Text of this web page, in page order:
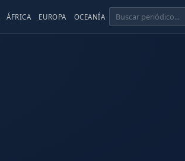
ÁFRICA EUROPA OCEANÍA Buscar